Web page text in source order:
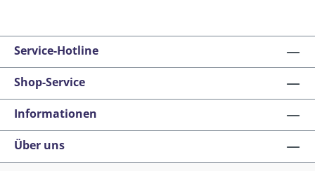
Service-Hotline
Shop-Service
Informationen
Über uns